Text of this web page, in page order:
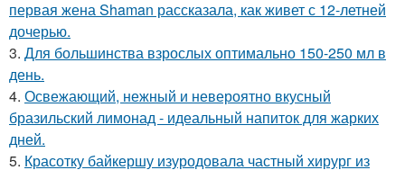
первая жена Shaman рассказала, как живет с 12-летней
дочерью.
3. Для большинства взрослых оптимально 150-250 мл в
день.
4. Освежающий, нежный и невероятно вкусный
бразильский лимонад - идеальный напиток для жарких
дней.
5. Красотку байкершу изуродовала частный хирург из